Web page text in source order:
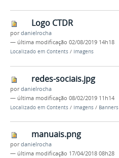
Logo CTDR
pordanielrocha
— última modificação 02/08/2019 14h18
Localizado em Contents / Imagens
redes-sociais.jpg
pordanielrocha
— última modificação 08/02/2019 11h14
Localizado em Contents / Imagens / Banners
manuais.png
pordanielrocha
— última modificação 17/04/2018 08h28